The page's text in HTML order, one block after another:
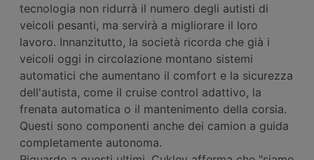
tecnologia non ridurrà il numero degli autisti di
veicoli pesanti, ma servirà a migliorare il loro
lavoro. Innanzitutto, la società ricorda che già i
veicoli oggi in circolazione montano sistemi
automatici che aumentano il comfort e la sicurezza
dell'autista, come il cruise control adattivo, la
frenata automatica o il mantenimento della corsia.
Questi sono componenti anche dei camion a guida
completamente autonoma.